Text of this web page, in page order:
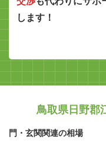
します！
鳥取県日野郡
門・玄関関連の相場